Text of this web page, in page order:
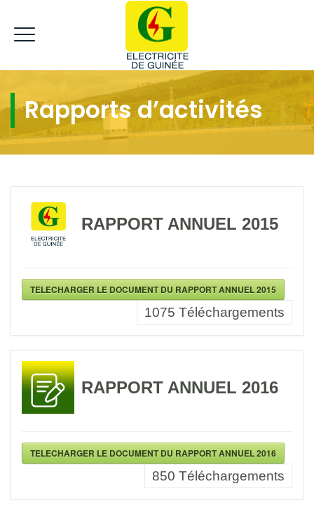
Rapports d’activités
RAPPORT ANNUEL 2015
TELECHARGER LE DOCUMENT DU RAPPORT ANNUEL 2015
1075 Téléchargements
RAPPORT ANNUEL 2016
TELECHARGER LE DOCUMENT DU RAPPORT ANNUEL 2016
850 Téléchargements